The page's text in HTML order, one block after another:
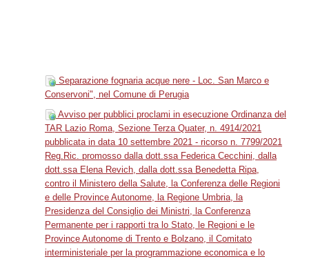
Separazione fognaria acque nere - Loc. San Marco e
Conservoni", nel Comune di Perugia
Avviso per pubblici proclami in esecuzione Ordinanza del
TAR Lazio Roma, Sezione Terza Quater, n. 4914/2021
pubblicata in data 10 settembre 2021 - ricorso n. 7799/2021
Reg.Ric. promosso dalla dott.ssa Federica Cecchini, dalla
dott.ssa Elena Revich, dalla dott.ssa Benedetta Ripa,
contro il Ministero della Salute, la Conferenza delle Regioni
e delle Province Autonome, la Regione Umbria, la
Presidenza del Consiglio dei Ministri, la Conferenza
Permanente per i rapporti tra lo Stato, le Regioni e le
Province Autonome di Trento e Bolzano, il Comitato
interministeriale per la programmazione economica e lo